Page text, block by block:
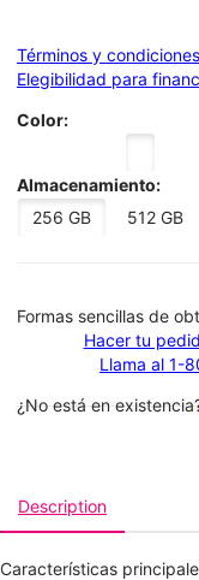
Términos y condiciones
Elegibilidad para
Color:
Almacenamiento:
256 GB
512 GB
​​​​​​​Formas sencillas de
Hacer tu
Llama al 1-
¿No está en
Description
Características